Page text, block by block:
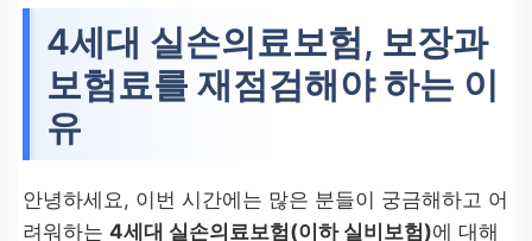
4세대 실손의료보험, 보장과
보험료를 재점검해야 하는 이
유
안녕하세요, 이번 시간에는 많은 분들이 궁금해하고 어
려워하는 4세대 실손의료보험(이하 실비보험)에 대해